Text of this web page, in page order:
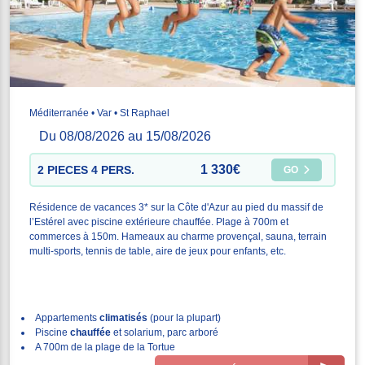
Méditerranée • Var • St Raphael
Du 08/08/2026 au 15/08/2026
2 PIECES 4 PERS. 1 330€ GO
Résidence de vacances 3* sur la Côte d'Azur au pied du massif de
l’Estérel avec piscine extérieure chauffée. Plage à 700m et
commerces à 150m. Hameaux au charme provençal, sauna, terrain
multi-sports, tennis de table, aire de jeux pour enfants, etc.
Appartements climatisés (pour la plupart)
Piscine chauffée et solarium, parc arboré
A 700m de la plage de la Tortue